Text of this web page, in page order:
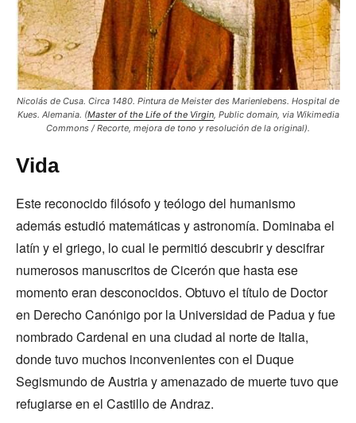
Nicolás de Cusa. Circa 1480. Pintura de Meister des Marienlebens. Hospital de
Kues. Alemania. (Master of the Life of the Virgin, Public domain, via Wikimedia
Commons / Recorte, mejora de tono y resolución de la original).
Vida
Este reconocido filósofo y teólogo del humanismo
además estudió matemáticas y astronomía. Dominaba el
latín y el griego, lo cual le permitió descubrir y descifrar
numerosos manuscritos de Cicerón que hasta ese
momento eran desconocidos. Obtuvo el título de Doctor
en Derecho Canónigo por la Universidad de Padua y fue
nombrado Cardenal en una ciudad al norte de Italia,
donde tuvo muchos inconvenientes con el Duque
Segismundo de Austria y amenazado de muerte tuvo que
refugiarse en el Castillo de Andraz.